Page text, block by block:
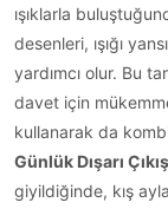
ışıklarla
desenleri, ışığı
yardımcı olur. Bu
davet için
kullanarak da
Günlük Dışarı
giyildiğinde, kış